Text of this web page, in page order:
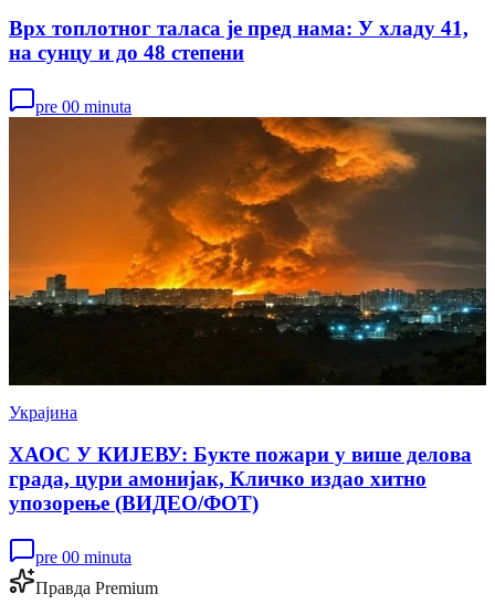
Врх топлотног таласа је пред нама: У хладу 41,
на сунцу и до 48 степени
pre 00 minuta
Украјина
ХАОС У КИЈЕВУ: Букте пожари у више делова
града, цури амонијак, Кличко издао хитно
упозорење (ВИДЕО/ФОТ)
pre 00 minuta
Правда Premium